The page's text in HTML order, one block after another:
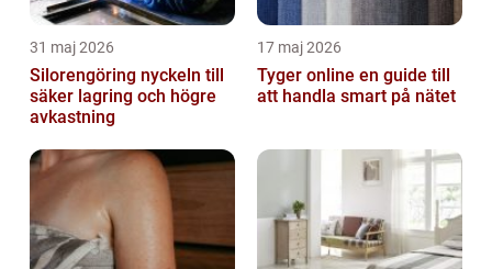
31 maj 2026
Silorengöring nyckeln till
säker lagring och högre
avkastning
17 maj 2026
Tyger online en guide till
att handla smart på nätet